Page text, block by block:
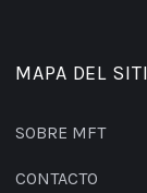
MAPA DEL
SOBRE MFT
CONTACTO